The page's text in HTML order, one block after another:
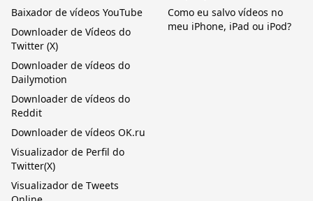
Baixador de vídeos YouTube
Downloader de Vídeos do
Twitter (X)
Downloader de vídeos do
Dailymotion
Downloader de vídeos do
Reddit
Downloader de vídeos OK.ru
Visualizador de Perfil do
Twitter(X)
Visualizador de Tweets
Como eu salvo vídeos no
meu iPhone, iPad ou iPod?